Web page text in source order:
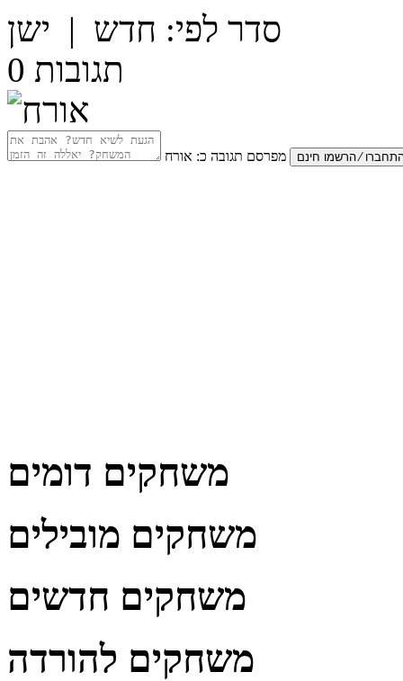
סדר לפי: חדש | ישן
0 תגובות
מפרסם תגובה כ: אורח
משחקים דומים
משחקים מובילים
משחקים חדשים
משחקים להורדה